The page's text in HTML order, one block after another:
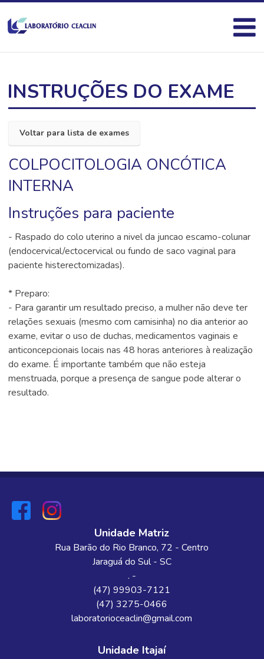
INSTRUÇÕES DO EXAME
Voltar para lista de exames
COLPOCITOLOGIA ONCÓTICA
INTERNA
Instruções para paciente
- Raspado do colo uterino a nivel da juncao escamo-colunar
(endocervical/ectocervical ou fundo de saco vaginal para
paciente histerectomizadas).
* Preparo:
- Para garantir um resultado preciso, a mulher não deve ter
relações sexuais (mesmo com camisinha) no dia anterior ao
exame, evitar o uso de duchas, medicamentos vaginais e
anticoncepcionais locais nas 48 horas anteriores à realização
do exame. É importante também que não esteja
menstruada, porque a presença de sangue pode alterar o
resultado.
Unidade Matriz
Rua Barão do Rio Branco, 72 - Centro
Jaraguá do Sul- SC
. -
(47) 99903-7121
(47) 3275-0466
laboratorioceaclin@gmail.com
Unidade Itajaí